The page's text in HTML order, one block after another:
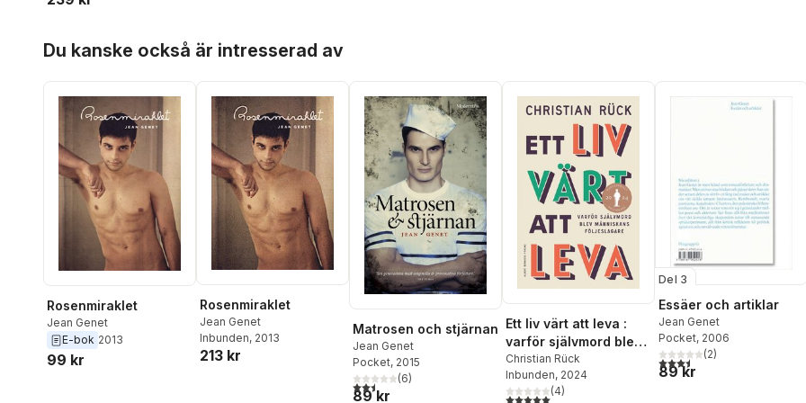
Du kanske också är intresserad av
Rosenmiraklet
Jean Genet
E-bok 2013
99 kr
Rosenmiraklet
Jean Genet
Inbunden, 2013
213 kr
Matrosen och stjärnan
Jean Genet
Pocket, 2015
2,5utav 5 stjärnor. Totalt antal röster:
(6)
89 kr
Ett liv värt att leva :
varför självmord blev
människans
följeslagare
Christian Rück
Inbunden, 2024
5,0utav 5 stjärnor. Totalt antal röster:
(4)
Del 3
Essäer och artiklar
Jean Genet
Pocket, 2006
3,5utav 5 stjärnor. Totalt
(2)
89 kr